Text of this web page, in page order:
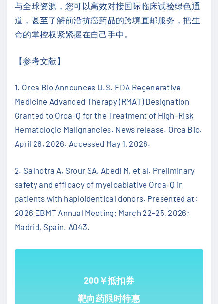
与全球资源，您可以高效对接国际临床试验绿色通
道，甚至了解前沿抗癌药品的跨境直邮服务，把生
命的掌控权紧紧握在自己手中。
【参考文献】
1. Orca Bio Announces U.S. FDA Regenerative
Medicine Advanced Therapy (RMAT) Designation
Granted to Orca-Q for the Treatment of High-Risk
Hematologic Malignancies. News release. Orca Bio.
April 28, 2026. Accessed May 1, 2026.
2. Salhotra A, Srour SA, Abedi M, et al. Preliminary
safety and efficacy of myeloablative Orca-Q in
patients with haploidentical donors. Presented at:
2026 EBMT Annual Meeting; March 22-25, 2026;
Madrid, Spain. A043.
200￥抵扣券
靶向药限时特惠